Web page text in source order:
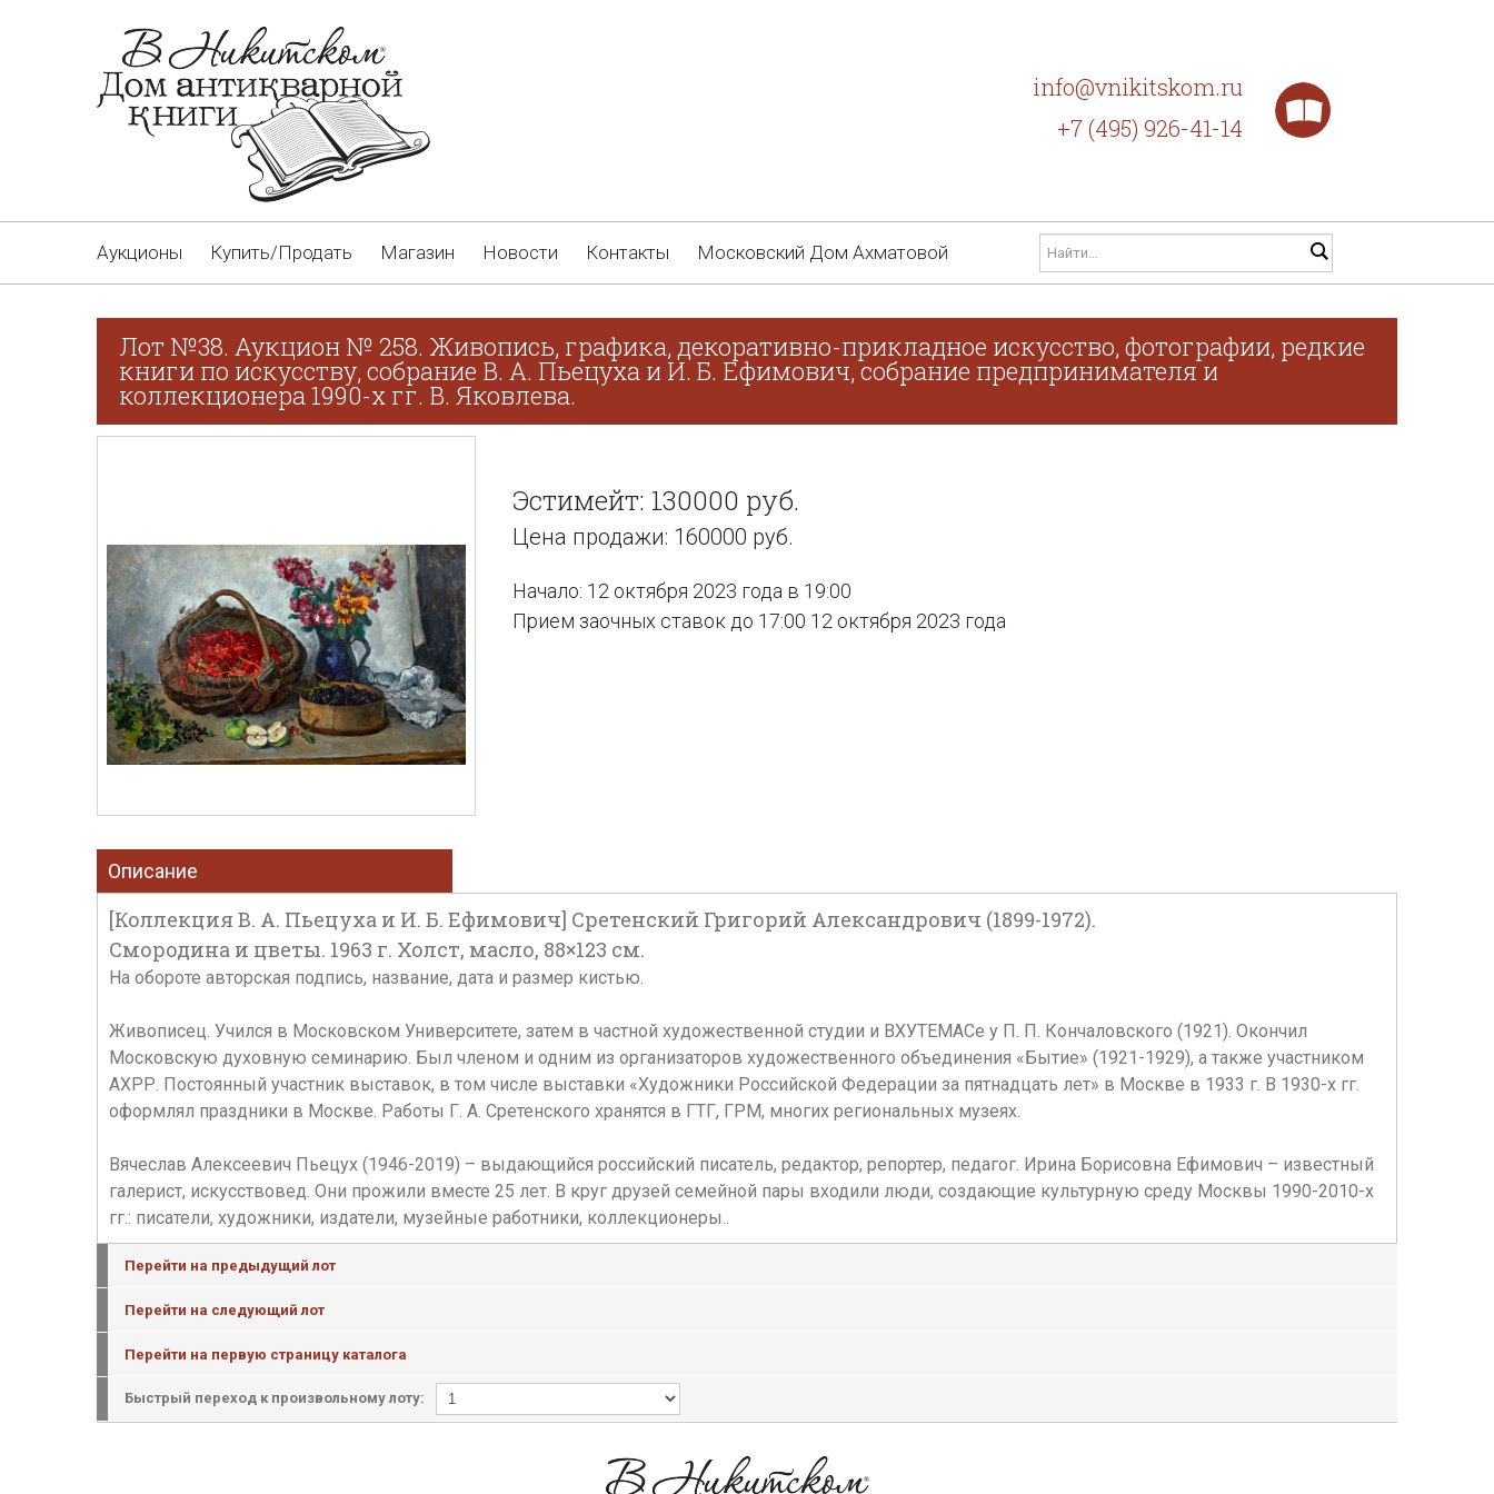
info@vnikitskom.ru
+7 (495) 926-41-14
Аукционы Купить/Продать Магазин Новости Контакты Московский Дом Ахматовой
Лот №38. Аукцион № 258. Живопись, графика, декоративно-прикладное искусство, фотографии, редкие
книги по искусству, собрание В. А. Пьецуха и И. Б. Ефимович, собрание предпринимателя и
коллекционера 1990-х гг. В. Яковлева.
Эстимейт: 130000 руб.
Цена продажи: 160000 руб.
Начало: 12 октября 2023 года в 19:00
Прием заочных ставок до 17:00 12 октября 2023 года
Описание
[Коллекция В. А. Пьецуха и И. Б. Ефимович] Сретенский Григорий Александрович (1899-1972).
Смородина и цветы. 1963 г. Холст, масло, 88×123 см.
На обороте авторская подпись, название, дата и размер кистью.
Живописец. Учился в Московском Университете, затем в частной художественной студии и ВХУТЕМАСе у П. П. Кончаловского (1921). Окончил
Московскую духовную семинарию. Был членом и одним из организаторов художественного объединения «Бытие» (1921-1929), а также участником
АХРР. Постоянный участник выставок, в том числе выставки «Художники Российской Федерации за пятнадцать лет» в Москве в 1933 г. В 1930-х гг.
оформлял праздники в Москве. Работы Г. А. Сретенского хранятся в ГТГ, ГРМ, многих региональных музеях.
Вячеслав Алексеевич Пьецух (1946-2019) – выдающийся российский писатель, редактор, репортер, педагог. Ирина Борисовна Ефимович – известный
галерист, искусствовед. Они прожили вместе 25 лет. В круг друзей семейной пары входили люди, создающие культурную среду Москвы 1990-2010-х
гг.: писатели, художники, издатели, музейные работники, коллекционеры..
Перейти на предыдущий лот
Перейти на следующий лот
Перейти на первую страницу каталога
Быстрый переход к произвольному лоту: